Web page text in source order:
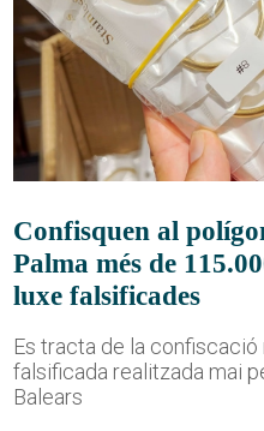
Confisquen al
Palma més de
luxe falsificades
Es tracta de la
falsificada realitzada mai
Balears